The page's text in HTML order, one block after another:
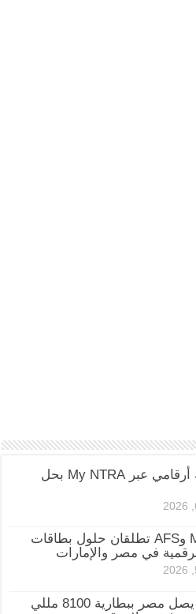
عودة خدمة أرقامي عبر My NTRA بحل
Mastercard وAFS تطلقان حلول بطاقات
في مصر والإمارات
vivo Y500 يصل مصر ببطارية 8100 مللي